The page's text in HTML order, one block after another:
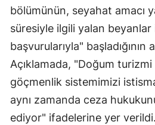
bölümünün, seyahat amacı
süresiyle ilgili yalan
başvurularıyla" başladığının
Açıklamada, "Doğum turizmi
göçmenlik sistemimizi
aynı zamanda ceza
ediyor" ifadelerine yer verildi.